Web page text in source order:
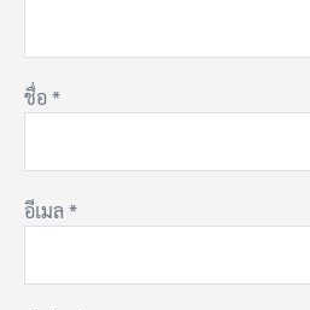
ชื่อ*
อีเมล *